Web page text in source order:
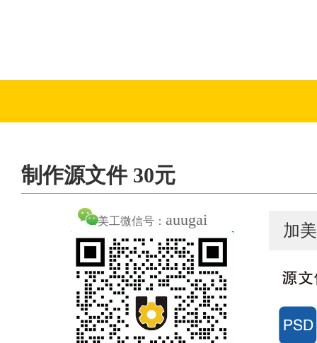
制作源文件 30元
美工微信号： auugai
加